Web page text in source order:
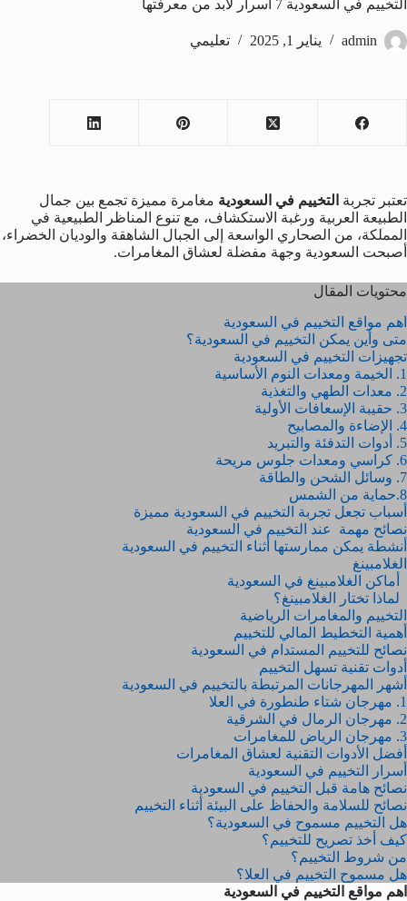
التخييم في السعودية 7 أسرار لابد من معرفتها
admin يناير 1, 2025 تعليمي
تعتبر تجربة التخييم في السعودية مغامرة مميزة تجمع بين جمال
الطبيعة العربية ورغبة الاستكشاف، مع تنوع المناظر الطبيعية في
المملكة، من الصحاري الواسعة إلى الجبال الشاهقة والوديان الخضراء،
أصبحت السعودية وجهة مفضلة لعشاق المغامرات.
محتويات المقال
اهم مواقع التخييم في السعودية
متى وأين يمكن التخييم في السعودية؟
تجهيزات التخييم في السعودية
1. الخيمة ومعدات النوم الأساسية
2. معدات الطهي والتغذية
3. حقيبة الإسعافات الأولية
4. الإضاءة والمصابيح
5. أدوات التدفئة والتبريد
6. كراسي ومعدات جلوس مريحة
7. وسائل الشحن والطاقة
8.حماية من الشمس
أسباب تجعل تجربة التخييم في السعودية مميزة
نصائح مهمة عند التخييم في السعودية
أنشطة يمكن ممارستها أثناء التخييم في السعودية
الغلامبينغ
أماكن الغلامبينغ في السعودية
لماذا تختار الغلامبينغ؟
التخييم والمغامرات الرياضية
أهمية التخطيط المالي للتخييم
نصائح للتخييم المستدام في السعودية
أدوات تقنية تسهل التخييم
أشهر المهرجانات المرتبطة بالتخييم في السعودية
1. مهرجان شتاء طنطورة في العلا
2. مهرجان الرمال في الشرقية
3. مهرجان الرياض للمغامرات
أفضل الأدوات التقنية لعشاق المغامرات
أسرار التخييم في السعودية
نصائح هامة قبل التخييم في السعودية
نصائح للسلامة والحفاظ على البيئة أثناء التخييم
هل التخييم مسموح في السعودية؟
كيف أخذ تصريح للتخييم؟
من شروط التخييم؟
هل مسموح التخييم في العلا؟
اهم مواقع التخييم في السعودية